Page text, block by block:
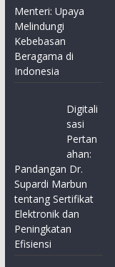
Menteri: Upaya
Melindungi
Kebebasan
Beragama di
Indonesia
Digitali
sasi
Pertan
ahan:
Pandangan Dr.
Supardi Marbun
tentang Sertifikat
Elektronik dan
Peningkatan
Efisiensi